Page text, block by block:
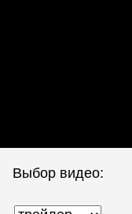
Выбор видео: